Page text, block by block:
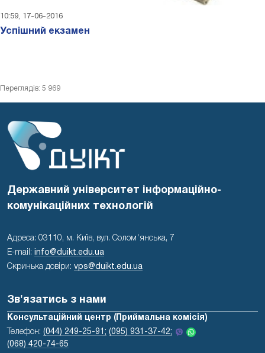
10:59, 17-06-2016
Успішний екзамен
Переглядів: 5 969
Державний університет інформаційно-
комунікаційних технологій
Адреса: 03110, м. Київ, вул. Солом'янська, 7
E-mail:
info@duikt.edu.ua
Скринька довіри: vps@duikt.edu.ua
Зв'язатись з нами
Консультаційний центр (Приймальна комісія)
Телефон: (044) 249-25-91; (095) 931-37-42;
(068) 420-74-65